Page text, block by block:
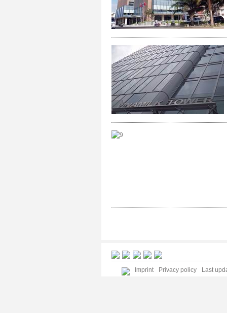
Imprint Privacy policy Last